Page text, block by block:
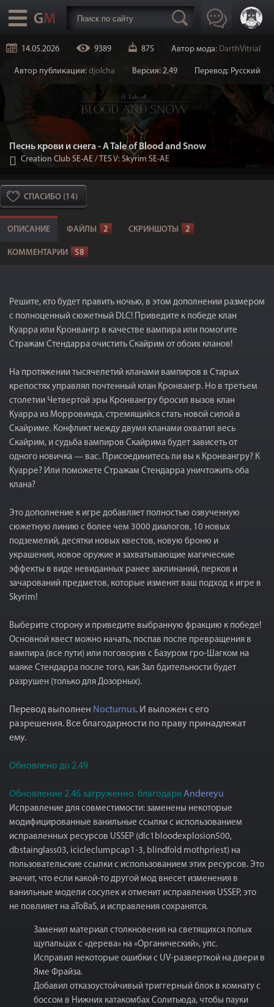
14.05.2026 9389 875 Автор мода: DarthVitrial
Автор публикации: djolcha Версия: 2.49 Перевод: Русский
Песнь крови и снега - A Tale of Blood and Snow
Creation Club SE-AE / TES V: Skyrim SE-AE
СПАСИБО (14)
ОПИСАНИЕ ФАЙЛЫ 2 СКРИНШОТЫ 2
КОММЕНТАРИИ 58
Решите, кто будет править ночью, в этом дополнении размером
с полноценный сюжетный DLC! Приведите к победе клан
Куарра или Кронвангр в качестве вампира или помогите
Стражам Стендарра очистить Скайрим от обоих кланов!
На протяжении тысячелетий кланами вампиров в Старых
крепостях управлял почтенный клан Кронвангр. Но в третьем
столетии Четвертой эры Кронвангру бросил вызов клан
Куарра из Морровинда, стремящийся стать новой силой в
Скайриме. Конфликт между двумя кланами охватил весь
Скайрим, и судьба вампиров Скайрима будет зависеть от
одного новичка — вас. Присоединитесь ли вы к Кронвангру? К
Куарре? Или поможете Стражам Стендарра уничтожить оба
клана?
Это дополнение к игре добавляет полностью озвученную
сюжетную линию с более чем 3000 диалогов, 10 новых
подземелий, десятки новых квестов, новую броню и
украшения, новое оружие и захватывающие магические
эффекты в виде невиданных ранее заклинаний, перков и
зачарований предметов, которые изменят ваш подход к игре в
Skyrim!
Выберите сторону и приведите выбранную фракцию к победе!
Основной квест можно начать, поспав после превращения в
вампира (все пути) или поговорив с Базуром гро-Шагком на
маяке Стендарра после того, как Зал бдительности будет
разрушен (только для Дозорных).
Перевод выполнен Nocturnus. И выложен с его
разрешения. Все благодарности по праву принадлежат
ему.
Обновлено до 2.49
Обновление 2.46 загруженно благодаря Andereyu
Исправление для совместимости: заменены некоторые
модифицированные ванильные ссылки с использованием
исправленных ресурсов USSEP (dlc1bloodexplosion500,
dbstainglass03, icicleclumpcap1-3, blindfold mothpriest) на
пользовательские ссылки с использованием этих ресурсов. Это
значит, что если какой-то другой мод внесет изменения в
ванильные модели сосулек и отменит исправления USSEP, это
не повлияет на aToBaS, и исправления сохранятся.
Заменил материал столкновения на светящихся полых
щупальцах с «дерева» на «Органический», упс.
Исправил некоторые ошибки с UV-разверткой на двери в
Яме Фрайза.
Добавил отказоустойчивый триггерный блок в комнату с
боссом в Нижних катакомбах Солитьюда, чтобы пауки